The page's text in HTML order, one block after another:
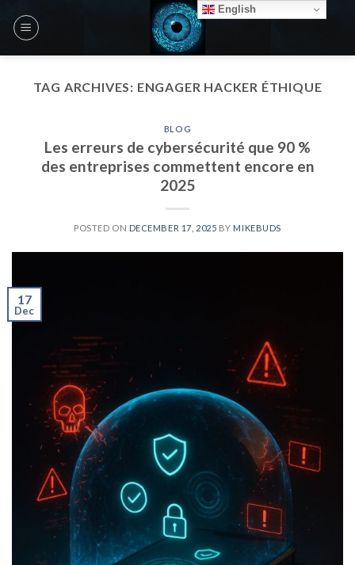
TAG ARCHIVES: ENGAGER HACKER ÉTHIQUE
BLOG
Les erreurs de cybersécurité que 90 %
des entreprises commettent encore en
2025
POSTED ON DECEMBER 17, 2025 BY MIKEBUDS
17
Dec
English